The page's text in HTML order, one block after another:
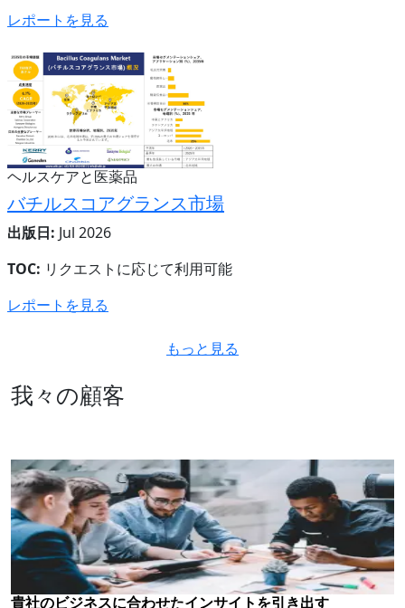
レポートを見る
ヘルスケアと医薬品
バチルスコアグランス市場
出版日: Jul 2026
TOC: リクエストに応じて利用可能
レポートを見る
もっと見る
我々の顧客
貴社のビジネスに合わせたインサイトを引き出す